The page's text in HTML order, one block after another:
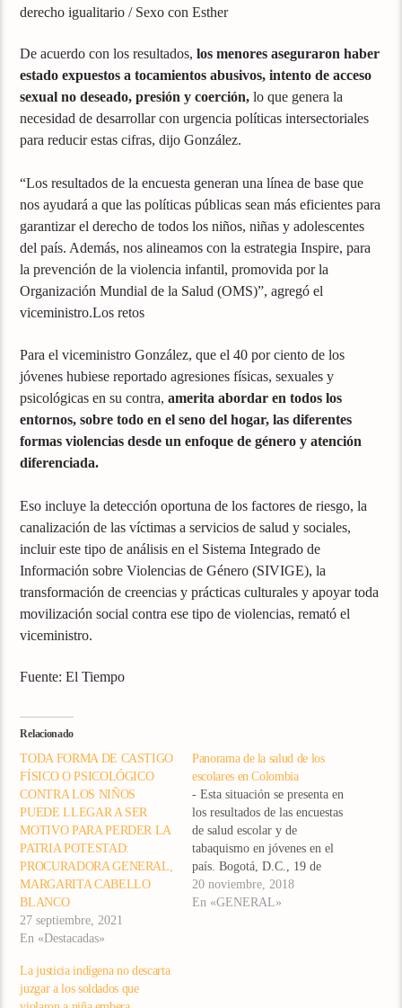
derecho igualitario / Sexo con Esther
De acuerdo con los resultados,los menores aseguraron haber
estado expuestos a tocamientos abusivos, intento de acceso
sexual no deseado, presión y coerción,lo que genera la
necesidad de desarrollar con urgencia políticas intersectoriales
para reducir estas cifras, dijo González.
“Los resultados de la encuesta generan una línea de base que
nos ayudará a que las políticas públicas sean más eficientes para
garantizar el derecho de todos los niños, niñas y adolescentes
del país. Además, nos alineamos con la estrategia Inspire, para
la prevención de la violencia infantil, promovida por la
Organización Mundial de la Salud (OMS)”, agregó el
viceministro.Los retos
Para el viceministro González, que el 40 por ciento de los
jóvenes hubiese reportado agresiones físicas, sexuales y
psicológicas en su contra,amerita abordar en todos los
entornos, sobre todo en el seno del hogar, las diferentes
formas violencias desde un enfoque de género y atención
diferenciada.
Eso incluye la detección oportuna de los factores de riesgo, la
canalización de las víctimas a servicios de salud y sociales,
incluir este tipo de análisis en el Sistema Integrado de
Información sobre Violencias de Género (SIVIGE), la
transformación de creencias y prácticas culturales y apoyar toda
movilización social contra ese tipo de violencias, remató el
viceministro.
Fuente: El Tiempo
Relacionado
TODA FORMA DE CASTIGO
FÍSICO O PSICOLÓGICO
CONTRA LOS NIÑOS
PUEDE LLEGAR A SER
MOTIVO PARA PERDER LA
PATRIA POTESTAD:
PROCURADORA GENERAL,
MARGARITA CABELLO
BLANCO
27 septiembre, 2021
En «Destacadas»
Panorama de la salud de los
escolares en Colombia
- Esta situación se presenta en
los resultados de las encuestas
de salud escolar y de
tabaquismo en jóvenes en el
país. Bogotá, D.C., 19 de
noviembre de 2018.- El
Ministerio de Salud y
20 noviembre, 2018
En «GENERAL»
La justicia indígena no descarta
juzgar a los soldados que